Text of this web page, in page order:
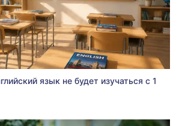
язык не будет изучаться с 1